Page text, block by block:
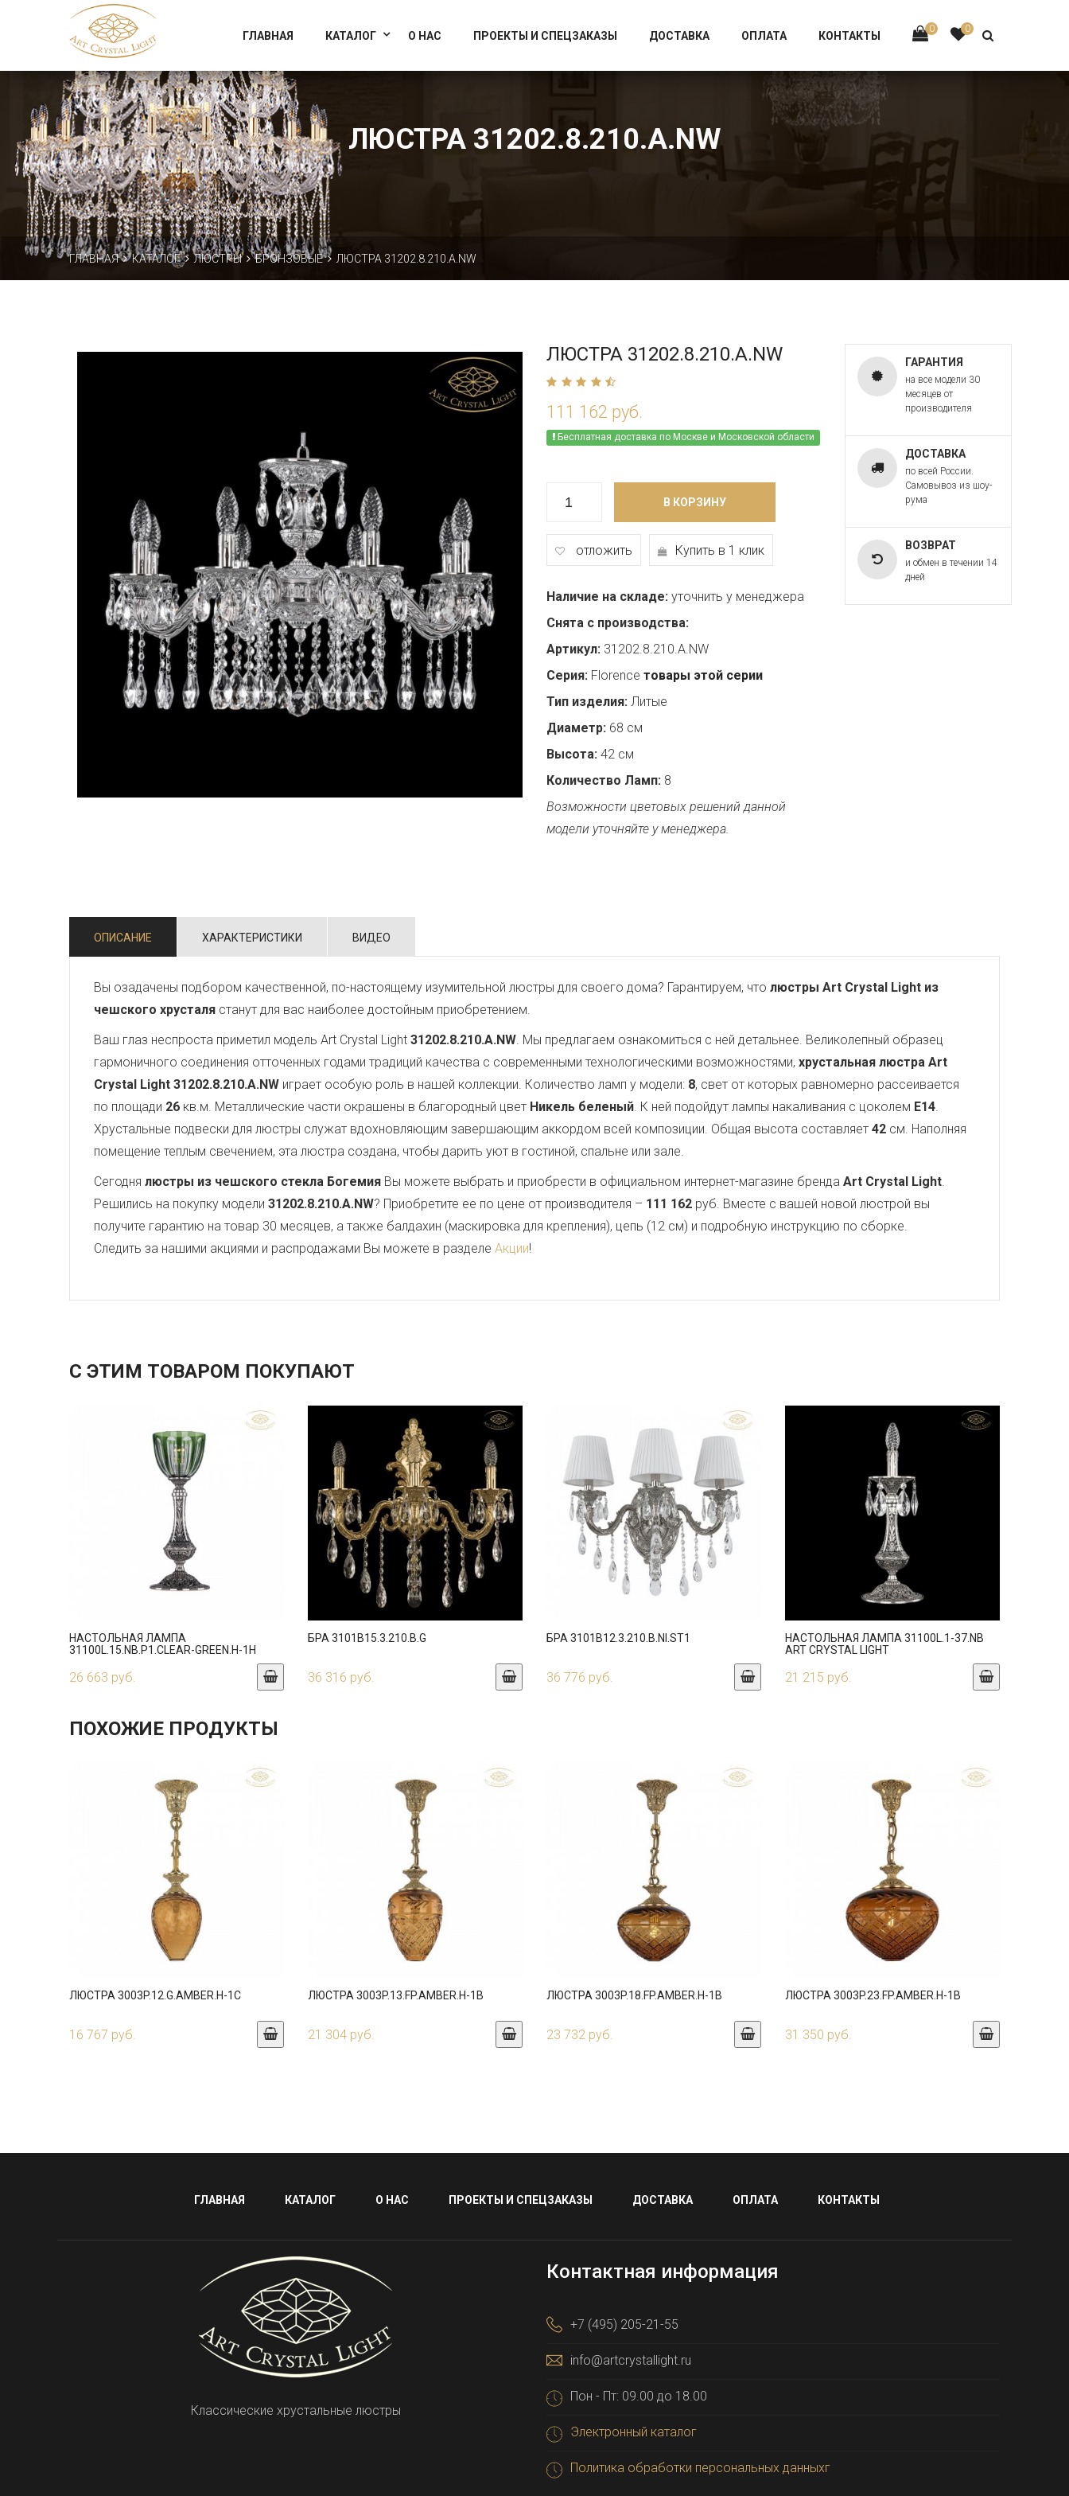
Официальный магазин фабрики Art Crystal Light
0 0
ГЛАВНАЯ КАТАЛОГ О НАС ПРОЕКТЫ И СПЕЦЗАКАЗЫ ДОСТАВКА ОПЛАТА КОНТАКТЫ
ЛЮСТРА 31202.8.210.A.NW
ГЛАВНАЯ КАТАЛОГ ЛЮСТРЫ БРОНЗОВЫЕ ЛЮСТРА 31202.8.210.A.NW
ЛЮСТРА 31202.8.210.A.NW
111 162 руб.
Бесплатная доставка по Москве и Московской области
В КОРЗИНУ
отложить Купить в 1 клик
Наличие на складе: уточнить у менеджера
Снята с производства:
Артикул: 31202.8.210.A.NW
Серия: Florence товары этой серии
Тип изделия: Литые
Диаметр: 68 см
Высота: 42 см
Количество Ламп: 8
Возможности цветовых решений данной
модели уточняйте у менеджера.
ГАРАНТИЯ
на все модели 30
месяцев от
производителя
ДОСТАВКА
по всей России.
Самовывоз из шоу-
рума
ВОЗВРАТ
и обмен в течении 14
дней
ОПИСАНИЕ ХАРАКТЕРИСТИКИ ВИДЕО
Вы озадачены подбором качественной, по-настоящему изумительной люстры для своего дома? Гарантируем, что люстры Art Crystal Light из
чешского хрусталя станут для вас наиболее достойным приобретением.
Ваш глаз неспроста приметил модель Art Crystal Light 31202.8.210.A.NW. Мы предлагаем ознакомиться с ней детальнее. Великолепный образец
гармоничного соединения отточенных годами традиций качества с современными технологическими возможностями, хрустальная люстра Art
Crystal Light 31202.8.210.A.NW играет особую роль в нашей коллекции. Количество ламп у модели: 8, свет от которых равномерно рассеивается
по площади 26 кв.м. Металлические части окрашены в благородный цвет Никель беленый. К ней подойдут лампы накаливания с цоколем E14.
Хрустальные подвески для люстры служат вдохновляющим завершающим аккордом всей композиции. Общая высота составляет 42 см. Наполняя
помещение теплым свечением, эта люстра создана, чтобы дарить уют в гостиной, спальне или зале.
Сегодня люстры из чешского стекла Богемия Вы можете выбрать и приобрести в официальном интернет-магазине бренда Art Crystal Light.
Решились на покупку модели 31202.8.210.A.NW? Приобретите ее по цене от производителя – 111 162 руб. Вместе с вашей новой люстрой вы
получите гарантию на товар 30 месяцев, а также балдахин (маскировка для крепления), цепь (12 см) и подробную инструкцию по сборке.
Следить за нашими акциями и распродажами Вы можете в разделе Акции!
С ЭТИМ ТОВАРОМ ПОКУПАЮТ
НАСТОЛЬНАЯ ЛАМПА
31100L.15.NB.P1.CLEAR-GREEN.H-1H
26 663 руб.
БРА 3101B15.3.210.B.G
36 316 руб.
БРА 3101B12.3.210.B.NI.ST1
36 776 руб.
НАСТОЛЬНАЯ ЛАМПА 31100L.1-37.NB
ART CRYSTAL LIGHT
21 215 руб.
ПОХОЖИЕ ПРОДУКТЫ
ЛЮСТРА 3003P.12.G.AMBER.H-1C
16 767 руб.
ЛЮСТРА 3003P.13.FP.AMBER.H-1B
21 304 руб.
ЛЮСТРА 3003P.18.FP.AMBER.H-1B
23 732 руб.
ЛЮСТРА 3003P.23.FP.AMBER.H-1B
31 350 руб.
ГЛАВНАЯ КАТАЛОГ О НАС ПРОЕКТЫ И СПЕЦЗАКАЗЫ ДОСТАВКА ОПЛАТА КОНТАКТЫ
Классические хрустальные люстры
Контактная информация
+7 (495) 205-21-55
info@artcrystallight.ru
Пон - Пт: 09.00 до 18.00
Электронный каталог
Политика обработки персональных данныхг